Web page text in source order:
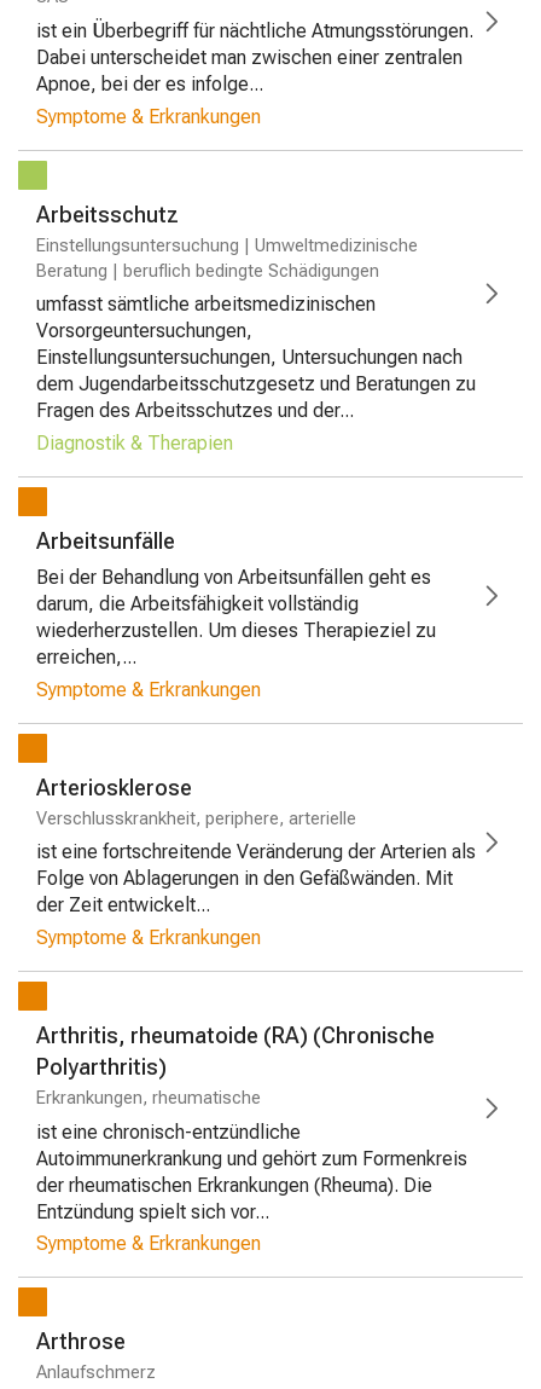
ist ein Überbegriff für nächtliche Atmungsstörungen.
Dabei unterscheidet man zwischen einer zentralen
Apnoe, bei der es infolge...
Symptome & Erkrankungen
Arbeitsschutz
Einstellungsuntersuchung | Umweltmedizinische
Beratung | beruflich bedingte Schädigungen
umfasst sämtliche arbeitsmedizinischen
Vorsorgeuntersuchungen,
Einstellungsuntersuchungen, Untersuchungen nach
dem Jugendarbeitsschutzgesetz und Beratungen zu
Fragen des Arbeitsschutzes und der...
Diagnostik & Therapien
Arbeitsunfälle
Bei der Behandlung von Arbeitsunfällen geht es
darum, die Arbeitsfähigkeit vollständig
wiederherzustellen. Um dieses Therapieziel zu
erreichen,...
Symptome & Erkrankungen
Arteriosklerose
Verschlusskrankheit, periphere, arterielle
ist eine fortschreitende Veränderung der Arterien als
Folge von Ablagerungen in den Gefäßwänden. Mit
der Zeit entwickelt...
Symptome & Erkrankungen
Arthritis, rheumatoide (RA) (Chronische
Polyarthritis)
Erkrankungen, rheumatische
ist eine chronisch-entzündliche
Autoimmunerkrankung und gehört zum Formenkreis
der rheumatischen Erkrankungen (Rheuma). Die
Entzündung spielt sich vor...
Symptome & Erkrankungen
Arthrose
Anlaufschmerz